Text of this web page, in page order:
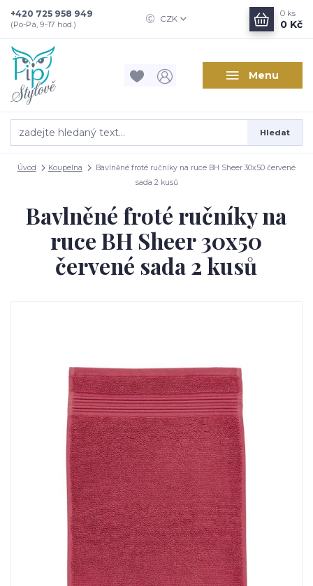
Menu
CZK
Hledat
+420 725 958 949
(Po-Pá, 9-17 hod.)
0 ks
0 Kč
Úvod Koupelna
Bavlněné froté ručníky na ruce BH Sheer 30x50 červené
sada 2 kusů
Bavlněné froté ručníky na
ruce BH Sheer 30x50
červené sada 2 kusů